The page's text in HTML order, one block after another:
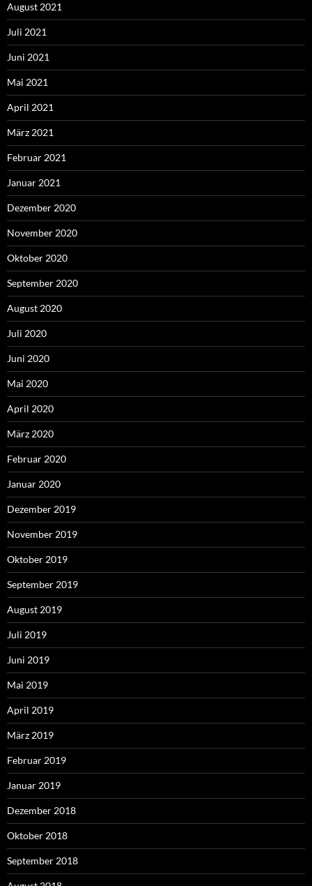
August 2021
Juli 2021
Juni 2021
Mai 2021
April 2021
März 2021
Februar 2021
Januar 2021
Dezember 2020
November 2020
Oktober 2020
September 2020
August 2020
Juli 2020
Juni 2020
Mai 2020
April 2020
März 2020
Februar 2020
Januar 2020
Dezember 2019
November 2019
Oktober 2019
September 2019
August 2019
Juli 2019
Juni 2019
Mai 2019
April 2019
März 2019
Februar 2019
Januar 2019
Dezember 2018
Oktober 2018
September 2018